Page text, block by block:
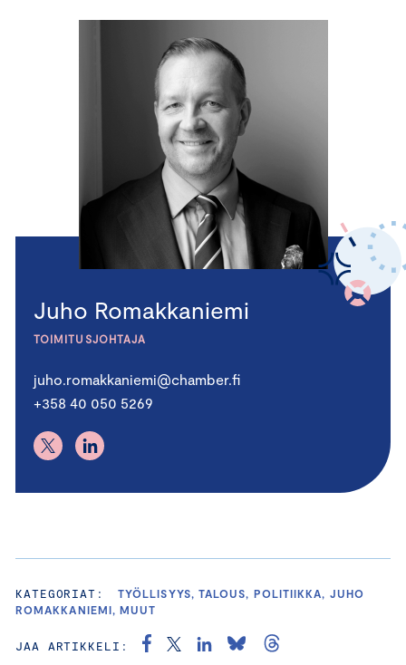
Juho Romakkaniemi
TOIMITUSJOHTAJA
juho.romakkaniemi@chamber.fi
+358 40 050 5269
KATEGORIAT:
TYÖLLISYYS, TALOUS, POLITIIKKA, JUHO
ROMAKKANIEMI, MUUT
JAA ARTIKKELI: